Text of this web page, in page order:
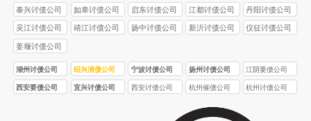
司
泰兴讨债公司 如皋讨债公司 启东讨债公司 江都讨债公司 丹阳讨债公司
吴江讨债公司 靖江讨债公司 扬中讨债公司 新沂讨债公司 仪征讨债公司
姜堰讨债公司
湖州讨债公司 绍兴清债公司 宁波讨债公司 扬州讨债公司 江阴要债公司
西安要债公司 宜兴讨债公司 西安讨债公司 杭州催债公司 杭州讨债公司